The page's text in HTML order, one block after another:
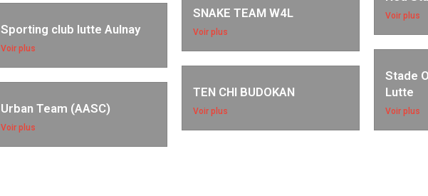
Voir plus
SNAKE TEAM W4L
Voir plus
Sporting club lutte Aulnay
Voir plus
Stade
Lutte
Voir plus
TEN CHI BUDOKAN
Voir plus
Urban Team (AASC)
Voir plus